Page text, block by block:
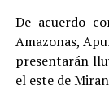
De acuerdo
Amazonas,
presentarán
el este de